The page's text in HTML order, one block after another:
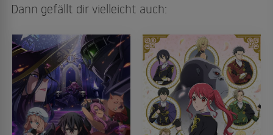
Dann gefällt dir vielleicht auch: